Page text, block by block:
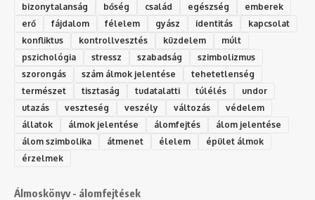
bizonytalanság
bőség család egészség
emberek
erő
fájdalom félelem gyász identitás
kapcsolat
konfliktus
kontrollvesztés küzdelem
múlt
pszichológia
stressz szabadság
szimbolizmus
szorongás
szám álmok jelentése
tehetetlenség
természet
tisztaság tudatalatti túlélés
undor
utazás
veszteség veszély változás
védelem
állatok
álmok jelentése álomfejtés
álom jelentése
álom szimbolika
átmenet élelem
épület álmok
érzelmek
Álmoskönyv - álomfejtések